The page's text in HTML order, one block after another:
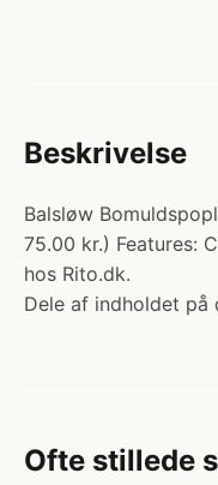
Beskrivelse
Balsløw
75.00 kr.) Features:
hos Rito.dk.
Dele af indholdet
Ofte stillede